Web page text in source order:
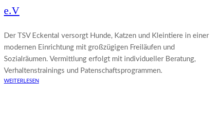
e.V
Der TSV Eckental versorgt Hunde, Katzen und Kleintiere in einer
modernen Einrichtung mit großzügigen Freiläufen und
Sozialräumen. Vermittlung erfolgt mit individueller Beratung,
Verhaltenstrainings und Patenschaftsprogrammen.
WEITERLESEN